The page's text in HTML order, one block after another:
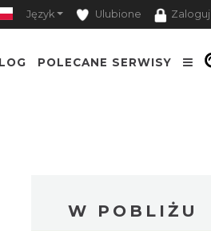
Język Ulubione Zaloguj
POLECANE SERWISY
W POBLIŻU